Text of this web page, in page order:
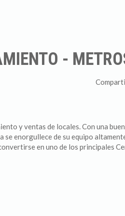
-
y ventas de locales. Con una
se enorgullece de su equipo
en uno de los principales